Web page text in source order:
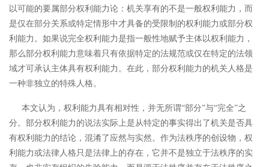
以可能的要属部分权利能力论：机关享有的不是一般权利能力，而
是仅在部分关系或特定情形中才具备的受限制的权利能力或部分权
利能力。如果说完全权利能力是指一般性地赋予主体以权利能力，
那么部分权利能力意味着只有依据特定的法规范或仅在特定的法领
域才可承认主体具有权利能力。在此，部分权利能力的机关人格是
一种非独立的特殊人格。
本文认为，权利能力具有相对性，并无所谓“部分”与“完全”之
分。部分权利能力的说法实际上是从特定的事实得出了机关是否具
有权利能力的结论，混淆了应然与实然。 作为法秩序的创设物，权
利能力或法律人格只是法律上的存在，它并不是独立于法秩序的实